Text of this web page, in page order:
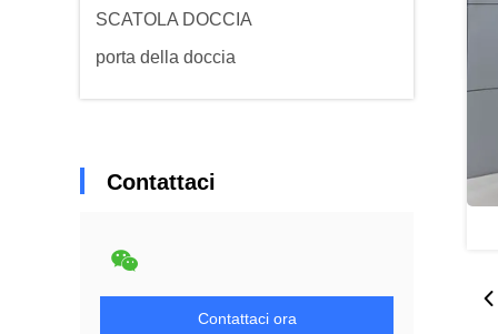
SCATOLA DOCCIA
porta della doccia
Contattaci
Contattaci ora